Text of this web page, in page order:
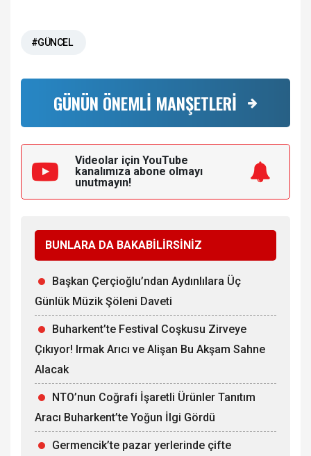
#GÜNCEL
GÜNÜN ÖNEMLİ MANŞETLERİ
Videolar için YouTube
kanalımıza abone olmayı
unutmayın!
BUNLARA DA BAKABİLİRSİNİZ
Başkan Çerçioğlu’ndan Aydınlılara Üç
Günlük Müzik Şöleni Daveti
Buharkent’te Festival Coşkusu Zirveye
Çıkıyor! Irmak Arıcı ve Alişan Bu Akşam Sahne
Alacak
NTO’nun Coğrafi İşaretli Ürünler Tanıtım
Aracı Buharkent’te Yoğun İlgi Gördü
Germencik’te pazar yerlerinde çifte